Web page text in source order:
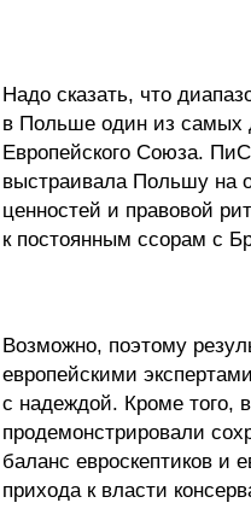
Надо сказать, что
в Польше один из самых
Европейского Союза.
выстраивала Польшу на
ценностей и правовой
к постоянным ссорам с
Возможно, поэтому
европейскими
с надеждой. Кроме того,
продемонстрировали
баланс евроскептиков и
прихода к власти